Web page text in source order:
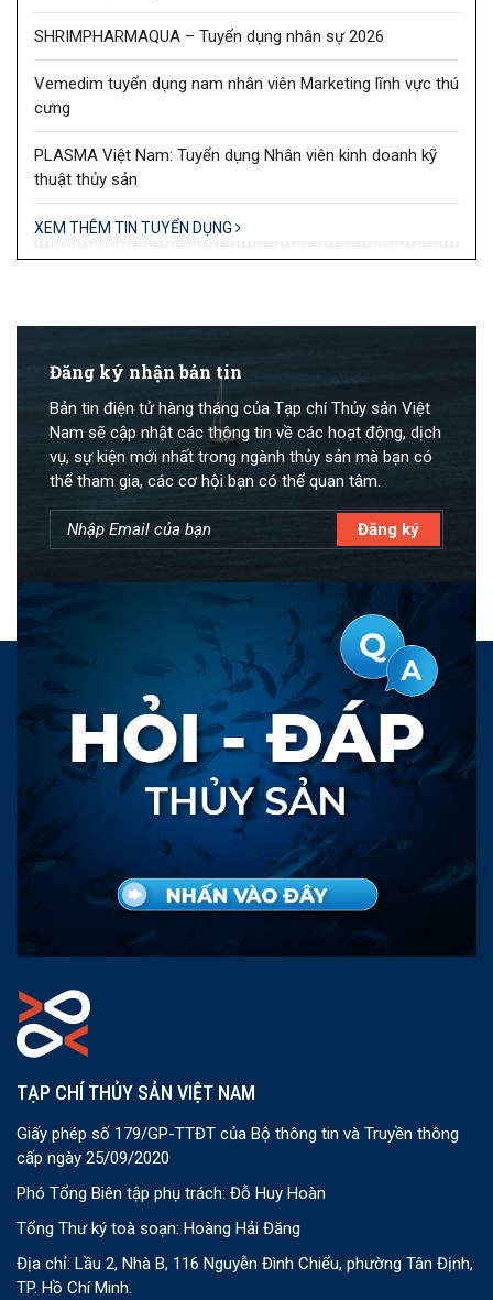
SHRIMPHARMAQUA – Tuyển dụng nhân sự 2026
Vemedim tuyển dụng nam nhân viên Marketing lĩnh vực thú
cưng
PLASMA Việt Nam: Tuyển dụng Nhân viên kinh doanh kỹ
thuật thủy sản
XEM THÊM TIN TUYỂN DỤNG
Đăng ký nhận bản tin
Bản tin điện tử hàng tháng của Tạp chí Thủy sản Việt
Nam sẽ cập nhật các thông tin về các hoạt động, dịch
vụ, sự kiện mới nhất trong ngành thủy sản mà bạn có
thể tham gia, các cơ hội bạn có thể quan tâm.
TẠP CHÍ THỦY SẢN VIỆT NAM
Giấy phép số 179/GP-TTĐT của Bộ thông tin và Truyền thông
cấp ngày 25/09/2020
Phó Tổng Biên tập phụ trách: Đỗ Huy Hoàn
Tổng Thư ký toà soạn: Hoàng Hải Đăng
Địa chỉ: Lầu 2, Nhà B, 116 Nguyễn Đình Chiểu, phường Tân Định,
TP. Hồ Chí Minh.